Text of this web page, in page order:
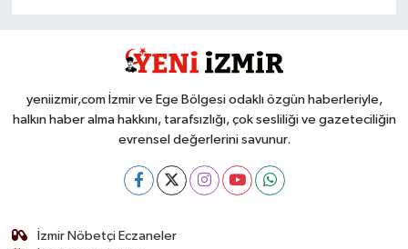
yeniizmir,com İzmir ve Ege Bölgesi odaklı özgün haberleriyle,
halkın haber alma hakkını, tarafsızlığı, çok sesliliği ve gazeteciliğin
evrensel değerlerini savunur.
İzmir Nöbetçi Eczaneler